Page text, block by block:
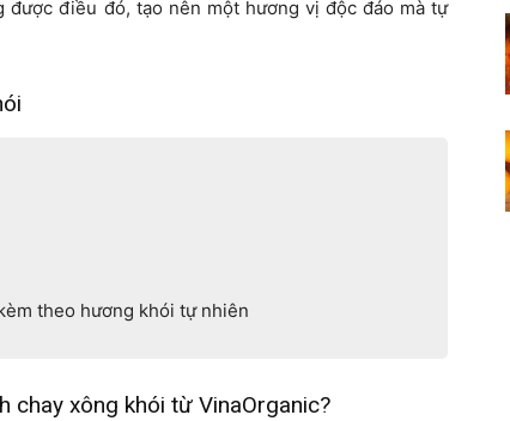
được điều đó, tạo nên một hương vị độc đáo mà tự
theo hương khói tự nhiên
chay xông khói từ VinaOrganic?